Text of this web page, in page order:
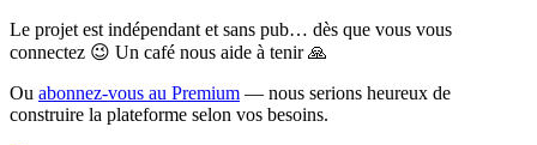
Le projet est indépendant et sans pub… dès que vous vous
connectez 😉 Un café nous aide à tenir 🙏
Ou abonnez-vous au Premium — nous serions heureux de
construire la plateforme selon vos besoins.